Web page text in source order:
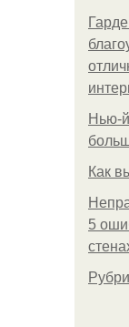
Нью-
Как
5